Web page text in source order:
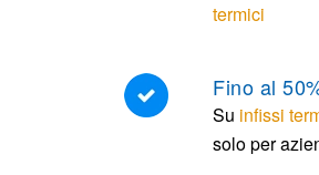
termici
Fino al
Su infissi
solo per